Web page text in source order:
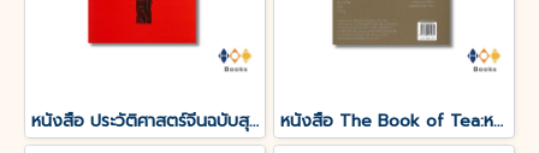
หนังสือ ประวัติศาสตร์จีนฉบับสุดสั้น หนังสือ The Book of Tea:หนังสือแห่งชา